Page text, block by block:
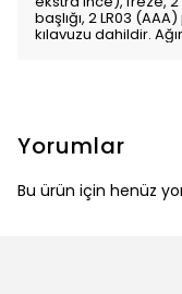
başlığı, 2 LR03
kılavuzu dahildir.
Yorumlar
Bu ürün için henüz